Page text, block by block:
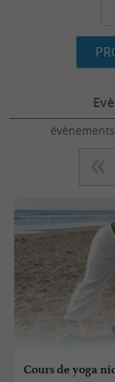
évènements
Cours de yoga